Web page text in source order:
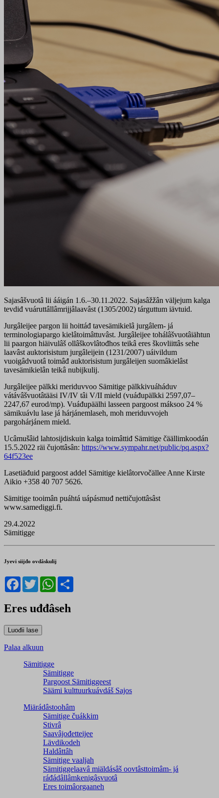
Sajasâšvuotâ lii ááigán 1.6.–30.11.2022. Sajasâžžân väljejum kalga
tevdiđ vuáruttâllâmrijjâlaavâst (1305/2002) tárguttum iävtuid.
Jurgâleijee pargon lii hoittáđ tavesämikielâ jurgâlem- já
terminologiapargo kielâtoimâttuvâst. Jurgâleijee tohálâšvuotâiähtun
lii paargon hiäivulâš ollâškovlâtođhos teikâ eres škovliittâs sehe
laavâst auktorisistum jurgâleijein (1231/2007) uáivildum
vuoigâdvuotâ toimâđ auktorisistum jurgâleijen suomâkielâst
tavesämikielân teikâ nubijkulij.
Jurgâleijee pälkki meriduvvoo Sämitige pälkkivuáháduv
vátávâšvuotâtääsi IV/IV tâi V/II mield (vuáđupälkki 2597,07–
2247,67 eurod/mp). Vuáđupäälhi lasseen pargoost máksoo 24 %
sämikuávlu lase já hárjánemlaseh, moh meriduvvojeh
pargohárjánem mield.
Ucâmušâid lahtosijdiskuin kalga toimâttiđ Sämitige čäällimkoodán
15.5.2022 räi čujottâsân: https://www.sympahr.net/public/pq.aspx?
64f523ee
Lasetiäđuid pargoost addel Sämitige kielâtorvočällee Anne Kirste
Aikio +358 40 707 5626.
Sämitige tooimân puáhtá uápásmuđ nettičujottâsâst
www.samediggi.fi.
29.4.2022
Sämitigge
Jyevi siijđo ovdâskulij
Facebook
TwitterWhatsApp
Eres uđđâseh
Palaa alkuun
Sämitigge
Sämitigge
Pargoost Sämitiggeest
Säämi kulttuurkuávdáš Sajos
Miärádâstoohâm
Sämitige čuákkim
Stivrâ
Saavâjođetteijee
Lävdikodeh
Haldâttâh
Sämitige vaaljah
Sämitiggelaavâ miäldásâš oovtâsttoimâm- já
ráđádâllâmkenigâsvuotâ
Eres toimâorgaaneh